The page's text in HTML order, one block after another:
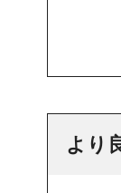
より